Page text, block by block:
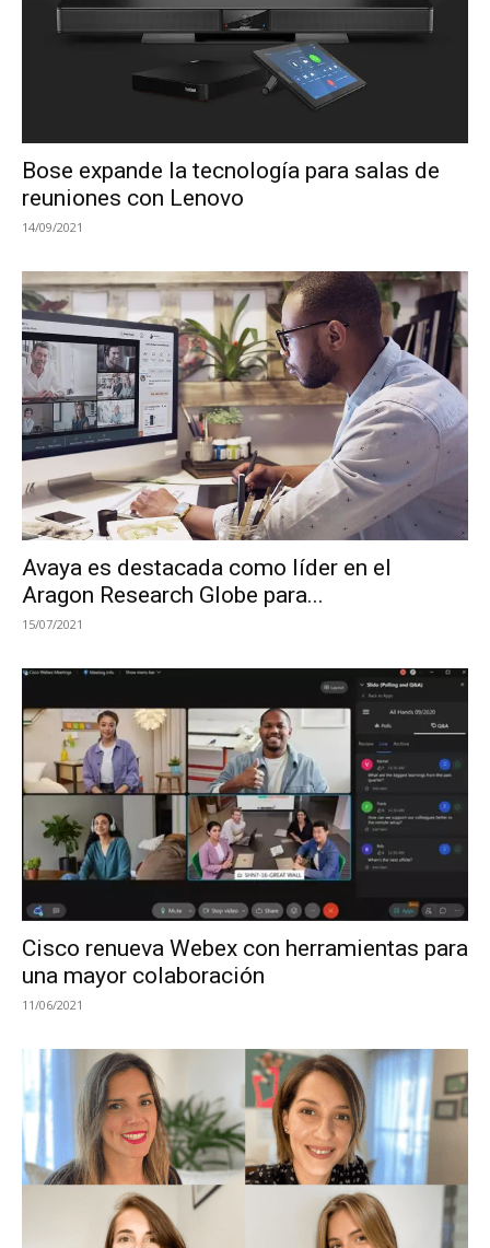
Bose expande la tecnología para salas de
reuniones con Lenovo
14/09/2021
Avaya es destacada como líder en el
Aragon Research Globe para...
15/07/2021
Cisco renueva Webex con herramientas para
una mayor colaboración
11/06/2021